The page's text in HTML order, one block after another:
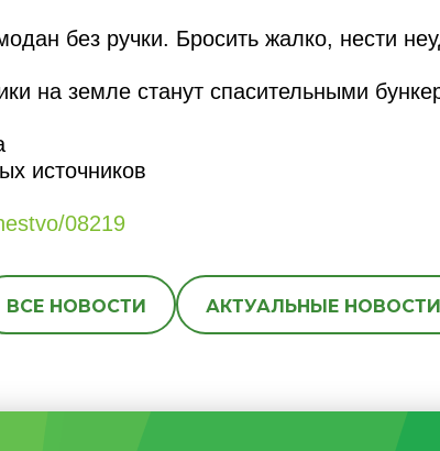
без ручки. Бросить жалко, нести
на земле станут спасительными
источников
08219
ВСЕ НОВОСТИ АКТУАЛЬНЫЕ НОВОСТИ